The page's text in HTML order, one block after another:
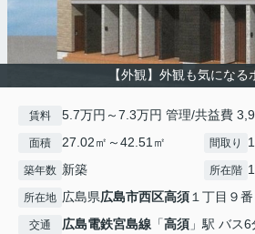
【外観】外観も気になる
賃料 5.7万円～7.3万円 管理/共益費
面積 27.02㎡～42.51㎡ 間取り
築年数 新築 所在階
所在地 広島県広島市西区高須 １丁目９番
交通 広島電鉄宮島線 「高須 」駅 バス